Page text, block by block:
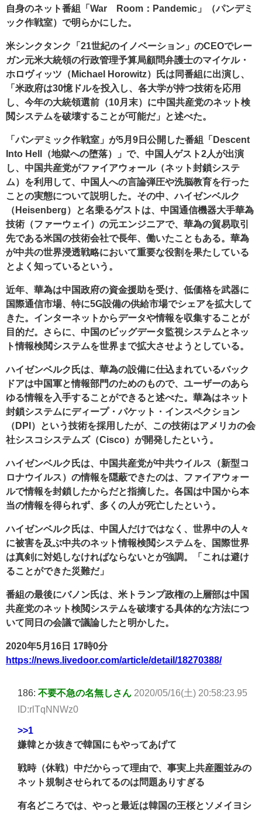
自身のネット番組「War Room：Pandemic」（パンデミ
ック作戦室）で明らかにした。
米シンクタンク「21世紀のイノベーション」のCEOでレー
ガン元米大統領の行政管理予算局顧問弁護士のマイケル・
ホロヴィッツ（Michael Horowitz）氏は同番組に出演し、
「米政府は30憶ドルを投入し、各大学が持つ技術を応用
し、今年の大統領選前（10月末）に中国共産党のネット検
閲システムを破壊することが可能だ」と述べた。
「パンデミック作戦室」が5月9日公開した番組「Descent
Into Hell（地獄への堕落）」で、中国人ゲスト2人が出演
し、中国共産党がファイアウォール（ネット封鎖システ
ム）を利用して、中国人への言論弾圧や洗脳教育を行った
ことの実態について説明した。その中、ハイゼンベルク
（Heisenberg）と名乗るゲストは、中国通信機器大手華為
技術（ファーウェイ）の元エンジニアで、華為の貿易取引
先である米国の技術会社で長年、働いたこともある。華為
が中共の世界浸透戦略において重要な役割を果たしている
とよく知っているという。
近年、華為は中国政府の資金援助を受け、低価格を武器に
国際通信市場、特に5G設備の供給市場でシェアを拡大して
きた。インターネットからデータや情報を収集することが
目的だ。さらに、中国のビッグデータ監視システムとネッ
ト情報検閲システムを世界まで拡大させようとしている。
ハイゼンベルク氏は、華為の設備に仕込まれているバック
ドアは中国軍と情報部門のためのもので、ユーザーのあら
ゆる情報を入手することができると述べた。華為はネット
封鎖システムにディープ・パケット・インスペクション
（DPI）という技術を採用したが、この技術はアメリカの会
社シスコシステムズ（Cisco）が開発したという。
ハイゼンベルク氏は、中国共産党が中共ウイルス（新型コ
ロナウイルス）の情報を隠蔽できたのは、ファイアウォー
ルで情報を封鎖したからだと指摘した。各国は中国から本
当の情報を得られず、多くの人が死亡したという。
ハイゼンベルク氏は、中国人だけではなく、世界中の人々
に被害を及ぶ中共のネット情報検閲システムを、国際世界
は真剣に対処しなければならないとが強調。「これは避け
ることができた災難だ」
番組の最後にバノン氏は、米トランプ政権の上層部は中国
共産党のネット検閲システムを破壊する具体的な方法につ
いて同日の会議で議論したと明かした。
2020年5月16日 17時0分
https://news.livedoor.com/article/detail/18270388/
186: 不要不急の名無しさん 2020/05/16(土) 20:58:23.95
ID:rlTqNNWz0
>>1
嫌韓とか抜きで韓国にもやってあげて
戦時（休戦）中だからって理由で、事実上共産圏並みの
ネット規制させられてるのは問題ありすぎる
有名どころでは、やっと最近は韓国の王桜とソメイヨシ